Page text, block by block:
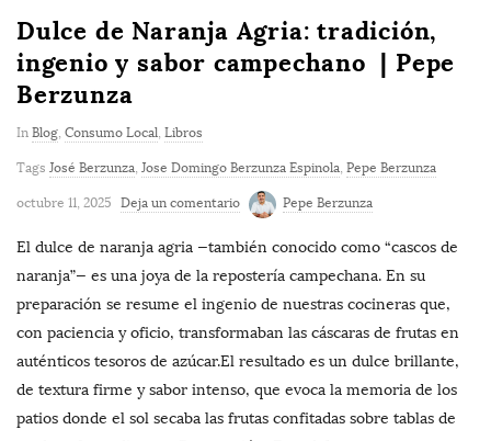
Dulce de Naranja Agria: tradición,
ingenio y sabor campechano | Pepe
Berzunza
In Blog, Consumo Local, Libros
Tags José Berzunza, Jose Domingo Berzunza Espinola, Pepe Berzunza
octubre 11, 2025 Deja un comentario Pepe Berzunza
El dulce de naranja agria —también conocido como “cascos de
naranja”— es una joya de la repostería campechana. En su
preparación se resume el ingenio de nuestras cocineras que,
con paciencia y oficio, transformaban las cáscaras de frutas en
auténticos tesoros de azúcar.El resultado es un dulce brillante,
de textura firme y sabor intenso, que evoca la memoria de los
patios donde el sol secaba las frutas confitadas sobre tablas de